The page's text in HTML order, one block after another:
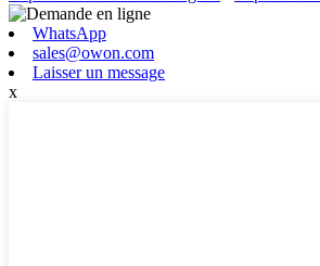
WhatsApp
sales@owon.com
Laisser un message
x